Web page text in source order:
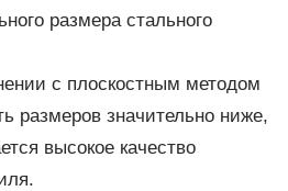
размера стального
с плоскостным методом
размеров значительно ниже,
высокое качество